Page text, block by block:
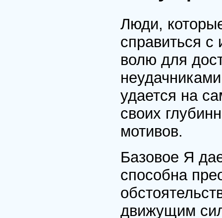
Люди,
справиться
волю для
удается на
своих
мотивов.
Базовое Я
способна
движущим